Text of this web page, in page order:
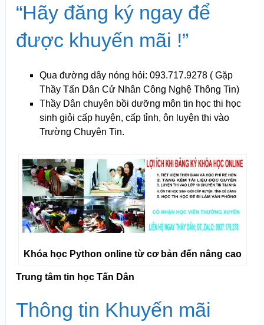
“Hãy đăng ký ngay để
được khuyến mãi !”
Qua đường dây nóng hỏi: 093.717.9278 ( Gặp
Thầy Tấn Dân Cử Nhân Công Nghệ Thông Tin)
Thầy Dân chuyên bồi dưỡng môn tin học thi học
sinh giỏi cấp huyện, cấp tỉnh, ôn luyện thi vào
Trường Chuyên Tin.
Khóa học Python online từ cơ bản đến nâng cao
Trung tâm tin học Tấn Dân
Thông tin Khuyến mãi